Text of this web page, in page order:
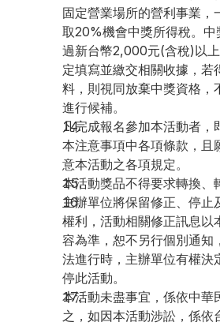
固定營業場所的營利事業，
取20%機會中獎所得稅。中
過新台幣2,000元(含稅)以
定填寫並繳交相關收據，若
料，則視同放棄中獎資格，
進行候補。
凡完成報名參加本活動者，
本注意事項中各項條款，且
意本活動之各項規定。
本活動獎品不得要求轉換、
主辦單位將保留修正、停止
權利，活動相關修正訊息以
容為準，恕不另行個別通知
法進行時，主辦單位有權決
停此活動。
本活動未盡事宜，係依中華
之，如因本活動涉訟，係依